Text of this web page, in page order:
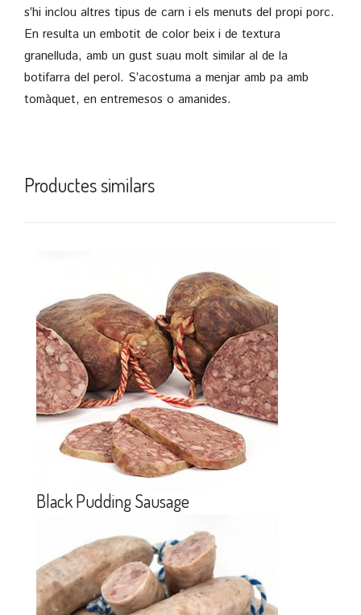
s’hi inclou altres tipus de carn i els menuts del propi porc.
En resulta un embotit de color beix i de textura
granelluda, amb un gust suau molt similar al de la
botifarra del perol. S’acostuma a menjar amb pa amb
tomàquet, en entremesos o amanides.
Productes similars
Black Pudding Sausage